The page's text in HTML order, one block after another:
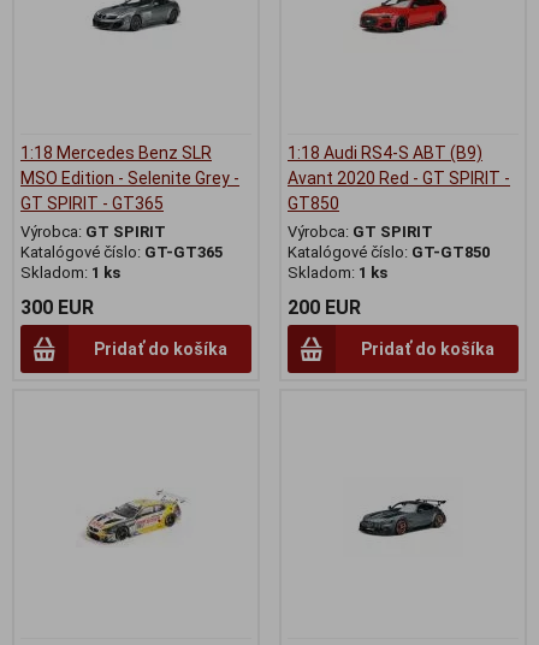
1:18 Mercedes Benz SLR
MSO Edition - Selenite Grey -
GT SPIRIT - GT365
Výrobca: GT SPIRIT
Katalógové číslo: GT-GT365
Skladom: 1 ks
300 EUR
Pridať do košíka
1:18 Audi RS4-S ABT (B9)
Avant 2020 Red - GT SPIRIT -
GT850
Výrobca: GT SPIRIT
Katalógové číslo: GT-GT850
Skladom: 1 ks
200 EUR
Pridať do košíka